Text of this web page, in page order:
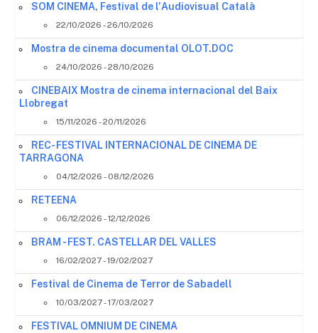
SOM CINEMA, Festival de l'Audiovisual Català
22/10/2026 - 26/10/2026
Mostra de cinema documental OLOT.DOC
24/10/2026 - 28/10/2026
CINEBAIX Mostra de cinema internacional del Baix
Llobregat
15/11/2026 - 20/11/2026
REC- FESTIVAL INTERNACIONAL DE CINEMA DE
TARRAGONA
04/12/2026 - 08/12/2026
RETEENA
06/12/2026 - 12/12/2026
BRAM - FEST. CASTELLAR DEL VALLES
16/02/2027 - 19/02/2027
Festival de Cinema de Terror de Sabadell
10/03/2027 - 17/03/2027
FESTIVAL OMNIUM DE CINEMA